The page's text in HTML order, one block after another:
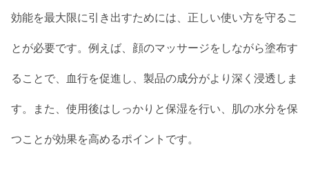
効能を最大限に引き出すためには、正しい使い方を守るこ
とが必要です。例えば、顔のマッサージをしながら塗布す
ることで、血行を促進し、製品の成分がより深く浸透しま
す。また、使用後はしっかりと保湿を行い、肌の水分を保
つことが効果を高めるポイントです。